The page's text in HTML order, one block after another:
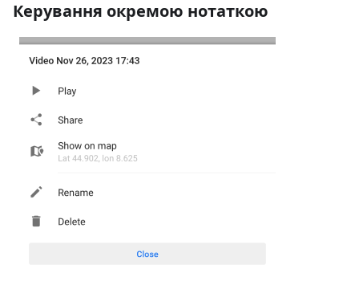
Керування окремою нотаткою